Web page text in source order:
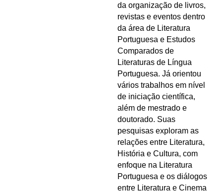
da organização de livros,
revistas e eventos dentro
da área de Literatura
Portuguesa e Estudos
Comparados de
Literaturas de Língua
Portuguesa. Já orientou
vários trabalhos em nível
de iniciação científica,
além de mestrado e
doutorado. Suas
pesquisas exploram as
relações entre Literatura,
História e Cultura, com
enfoque na Literatura
Portuguesa e os diálogos
entre Literatura e Cinema